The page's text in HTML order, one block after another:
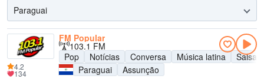
Paraguai
FM Popular
103.1 FM
Pop
Notícias Conversa Música latina
Salsa
Paraguai
Assunção
4.2
134